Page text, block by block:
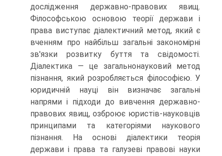
дослідження державно-правових явищ.
Філософською основою теорії держави і
права виступає діалектичний метод, який є
вченням про найбільш загальні закономірні
зв'язки розвитку буття та свідомості.
Діалектика — це загальнонауковий метод
пізнання, який розробляється філософією. У
юридичній науці він визначає загальні
напрями і підходи до вивчення державно-
правових явищ, озброює юристів-науковців
принципами та категоріями наукового
пізнання. На основі діалектики теорія
держави і права та галузеві правові науки